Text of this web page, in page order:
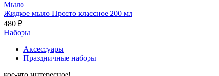
Мыло
Жидкое мыло Просто классное 200 мл
480 ₽
Наборы
Аксессуары
Праздничные наборы
кое-что интересное!